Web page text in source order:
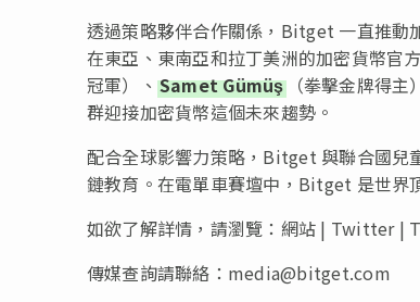
透過策略夥伴合作關係，Bitget 一直推動
在東亞、東南亞和拉丁美洲的加密貨幣官
冠軍）、 Samet Gümüş（拳擊金牌得主
群迎接加密貨幣這個未來趨勢。
配合全球影響力策略，Bitget 與聯合國兒
鏈教育。在電單車賽壇中，Bitget 是世界
如欲了解詳情，請瀏覽：網站 | Twitter
傳媒查詢請聯絡： media@bitget.com